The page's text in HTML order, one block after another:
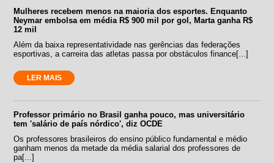
Mulheres recebem menos na maioria dos esportes. Enquanto
Neymar embolsa em média R$ 900 mil por gol, Marta ganha R$
12 mil
Além da baixa representatividade nas gerências das federações
esportivas, a carreira das atletas passa por obstáculos finance[...]
LER MAIS
Professor primário no Brasil ganha pouco, mas universitário
tem 'salário de país nórdico', diz OCDE
Os professores brasileiros do ensino público fundamental e médio
ganham menos da metade da média salarial dos professores de
pa[...]